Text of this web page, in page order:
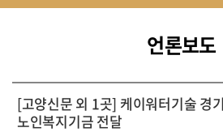
언론보도
[고양신문 외 1곳] 케이워터기술 경
노인복지기금 전달